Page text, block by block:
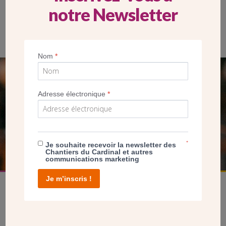
Après la charpente, posée le 21 juillet, la construction de la
SEUL VOTRE DON
NOUS PERMET D’AGIR
FAIRE UN DON
notre Newsletter
Nom*
Adresse électronique*
Je souhaite recevoir la newsletter des
Chantiers du Cardinal et autres
communications marketing
*
Je m’inscris !